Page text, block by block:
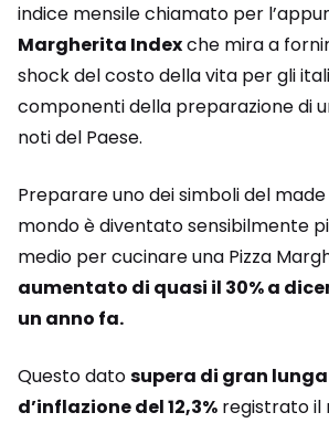
indice mensile chiamato per
Margherita Indexche mira a
shock del costo della vita per gli
componenti della preparazione di
noti del Paese.
Preparare uno dei simboli del
mondo è diventato sensibilmente
medio per cucinare una Pizza
aumentato di quasi il 30% a
un anno fa.
Questo datosupera di gran
d’inflazione del 12,3% registrato il